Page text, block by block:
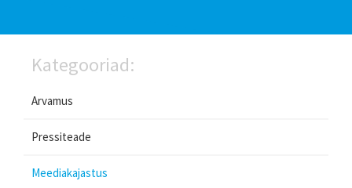
Kategooriad:
Arvamus
Pressiteade
Meediakajastus